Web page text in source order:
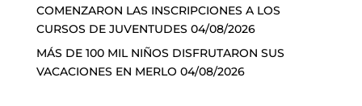
COMENZARON LAS INSCRIPCIONES A LOS
CURSOS DE JUVENTUDES 04/08/2026
MÁS DE 100 MIL NIÑOS DISFRUTARON SUS
VACACIONES EN MERLO 04/08/2026